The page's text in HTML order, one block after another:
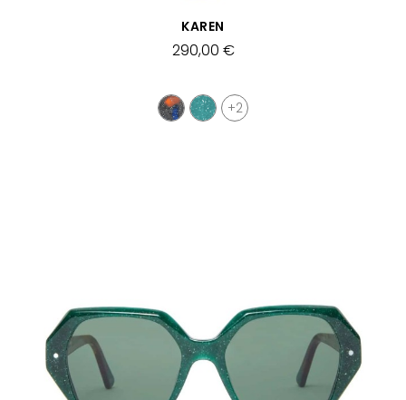
APERÇU RAPIDE
KAREN
290,00 €
+2